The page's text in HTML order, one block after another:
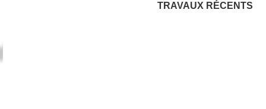
TRAVAUX RÉCENTS